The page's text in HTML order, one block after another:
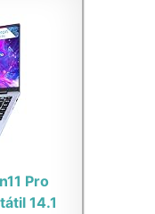
Pro
14.1